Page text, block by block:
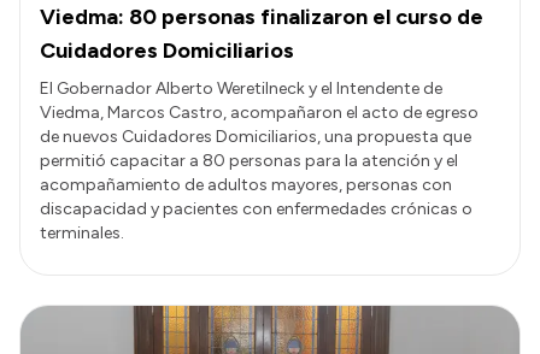
Viedma: 80 personas finalizaron el curso de
Cuidadores Domiciliarios
El Gobernador Alberto Weretilneck y el Intendente de
Viedma, Marcos Castro, acompañaron el acto de egreso
de nuevos Cuidadores Domiciliarios, una propuesta que
permitió capacitar a 80 personas para la atención y el
acompañamiento de adultos mayores, personas con
discapacidad y pacientes con enfermedades crónicas o
terminales.